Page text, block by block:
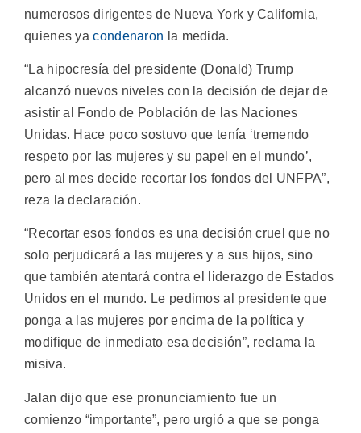
numerosos dirigentes de Nueva York y California,
quienes yacondenaron la medida.
“La hipocresía del presidente (Donald) Trump
alcanzó nuevos niveles con la decisión de dejar de
asistir al Fondo de Población de las Naciones
Unidas. Hace poco sostuvo que tenía ‘tremendo
respeto por las mujeres y su papel en el mundo’,
pero al mes decide recortar los fondos del UNFPA”,
reza la declaración.
“Recortar esos fondos es una decisión cruel que no
solo perjudicará a las mujeres y a sus hijos, sino
que también atentará contra el liderazgo de Estados
Unidos en el mundo. Le pedimos al presidente que
ponga a las mujeres por encima de la política y
modifique de inmediato esa decisión”, reclama la
misiva.
Jalan dijo que ese pronunciamiento fue un
comienzo “importante”, pero urgió a que se ponga